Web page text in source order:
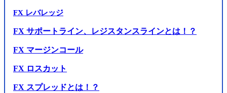
FX レバレッジ
FX サポートライン、レジスタンスラインとは！？
FX マージンコール
FX ロスカット
FX スプレッドとは！？